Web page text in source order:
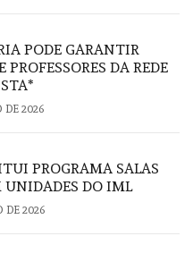
PODE GARANTIR
DA REDE
DE 2026
PROGRAMA SALAS
UNIDADES DO IML
DE 2026